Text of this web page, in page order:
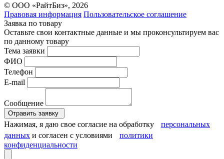
© ООО «РайтБиз», 2026
Правовая информация Пользовательское соглашение
Заявка по товару
Оставьте свои контактные данные и мы проконсультируем вас
по данному товару
Тема заявки
ФИО
Телефон
E-mail
Сообщение
Отравить заявку
Нажимая, я даю свое согласие на обработку персональных
данных и согласен с условиями политики
конфиденциальности